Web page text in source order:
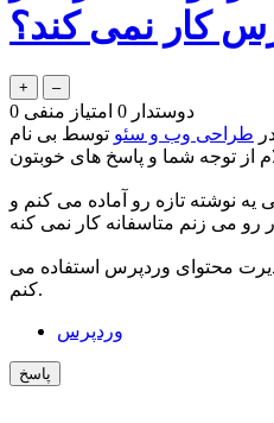
کار نمی کند؟
0 دوستدار 0 امتیاز منفی
طراحی وب و سئو توسط بی نام
نوشته تازه رو آماده می کنم و
محتوای وردپرس استفاده می
کنم.
وردپرس